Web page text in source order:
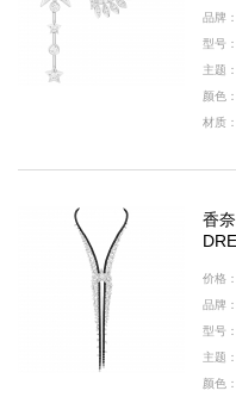
香奈儿Reach
在荧幕上呈现出的这
魅力美学的投射，它激
及其总监Patrice
品牌：
型号：
主题：
颜色：
材质：
香
价格：
品牌：
型号：
主题：
颜色：